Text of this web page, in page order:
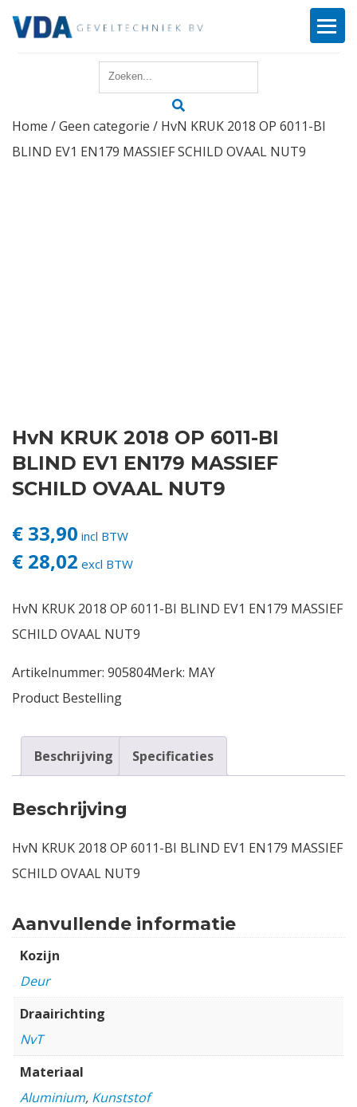
Reparatie
Login
Vacatures
Home /Geen categorie / HvN KRUK 2018 OP 6011-BI
BLIND EV1 EN179 MASSIEF SCHILD OVAAL NUT9
HvN KRUK 2018 OP 6011-BI
BLIND EV1 EN179 MASSIEF
SCHILD OVAAL NUT9
€ 33,90 incl BTW
€ 28,02 excl BTW
HvN KRUK 2018 OP 6011-BI BLIND EV1 EN179 MASSIEF
SCHILD OVAAL NUT9
Artikelnummer: 905804Merk: MAY
Product Bestelling
Beschrijving Specificaties
Beschrijving
HvN KRUK 2018 OP 6011-BI BLIND EV1 EN179 MASSIEF
SCHILD OVAAL NUT9
Aanvullende informatie
Kozijn
Deur
Draairichting
NvT
Materiaal
Aluminium, Kunststof